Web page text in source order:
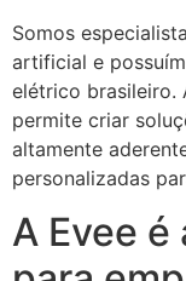
Somos
artificial e
elétrico brasileiro.
permite criar
altamente
personalizadas
A Evee